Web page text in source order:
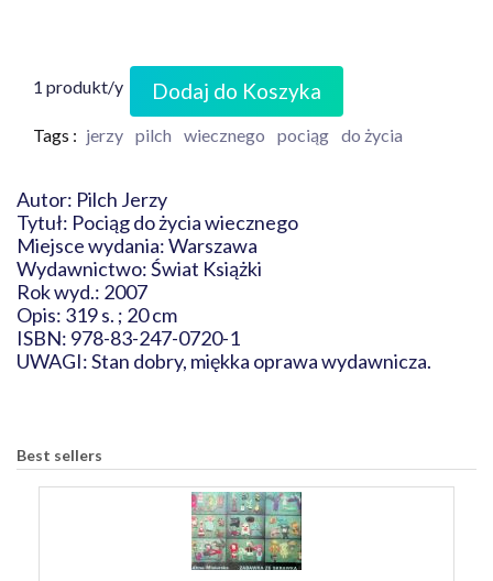
1 produkt/y Dodaj do Koszyka
Tags : jerzy pilch wiecznego pociąg do życia
Autor: Pilch Jerzy
Tytuł: Pociąg do życia wiecznego
Miejsce wydania: Warszawa
Wydawnictwo: Świat Książki
Rok wyd.: 2007
Opis: 319 s. ; 20 cm
ISBN: 978-83-247-0720-1
UWAGI: Stan dobry, miękka oprawa wydawnicza.
Best sellers